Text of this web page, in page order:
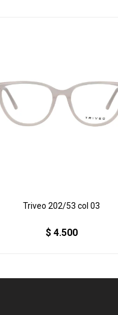
Triveo 202/53 col 03
$ 4.500